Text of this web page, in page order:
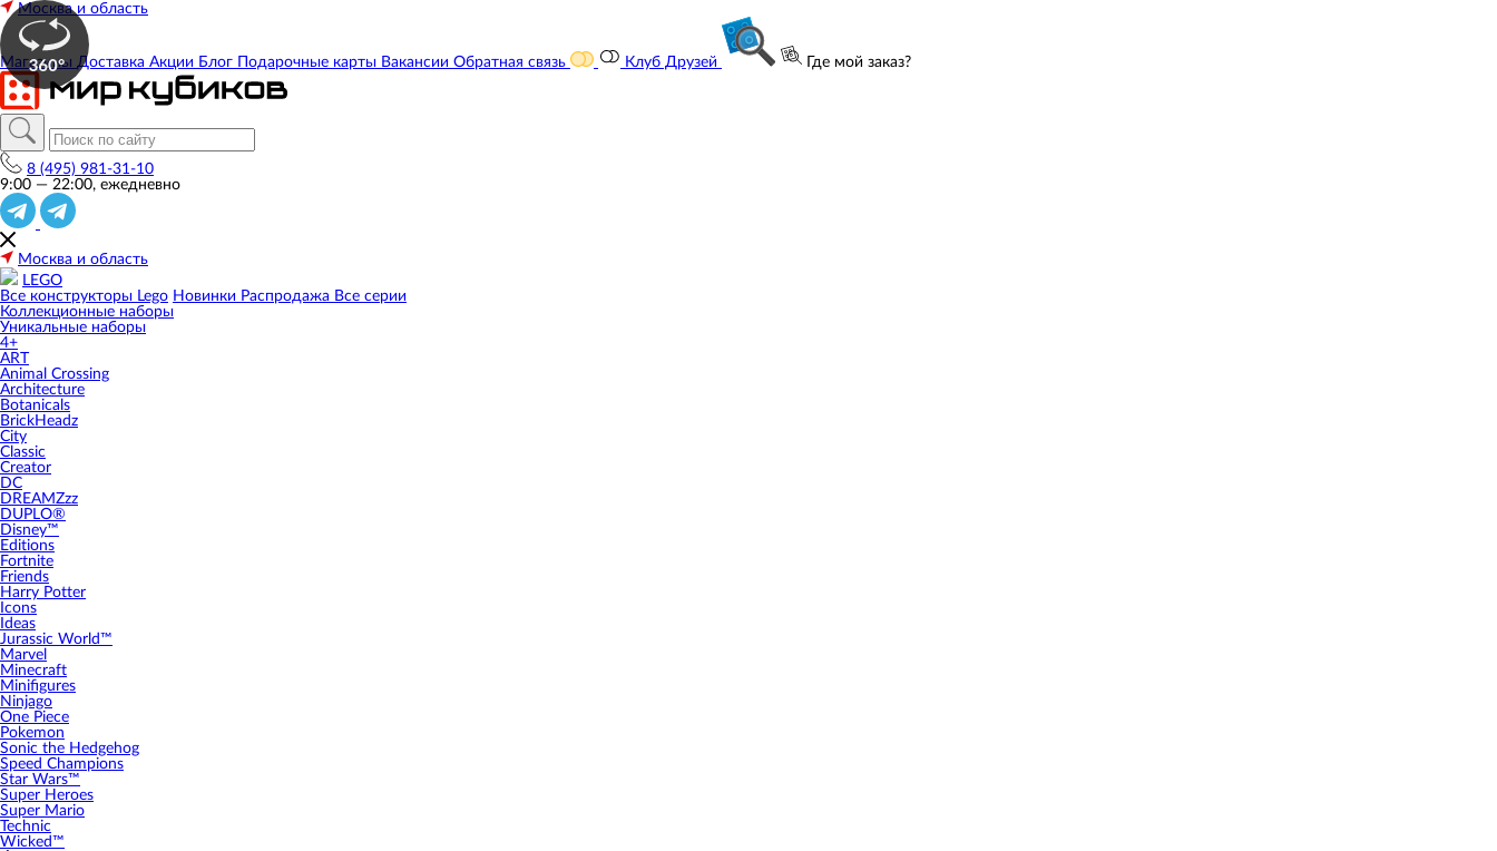
Москва и область
Магазины Доставка Акции Блог Подарочные карты Вакансии Обратная связь Клуб Друзей Где мой заказ?
8 (495) 981-31-10
9:00 — 22:00, ежедневно
Москва и область
LEGO
Все конструкторы Lego Новинки Распродажа Все серии
Коллекционные наборы
Уникальные наборы
4+
ART
Animal Crossing
Architecture
Botanicals
BrickHeadz
City
Classic
Creator
DC
DREAMZzz
DUPLO®
Disney™
Editions
Fortnite
Friends
Harry Potter
Icons
Ideas
Jurassic World™
Marvel
Minecraft
Minifigures
Ninjago
One Piece
Pokemon
Sonic the Hedgehog
Speed Champions
Star Wars™
Super Heroes
Super Mario
Technic
Wicked™